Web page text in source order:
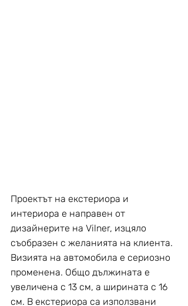
Проектът на екстериора и
интериора е направен от
дизайнерите на Vilner, изцяло
съобразен с желанията на клиента.
Визията на автомобила е сериозно
променена. Общо дължината е
увеличена с 13 см, а ширината с 16
см. В екстериора са използвани